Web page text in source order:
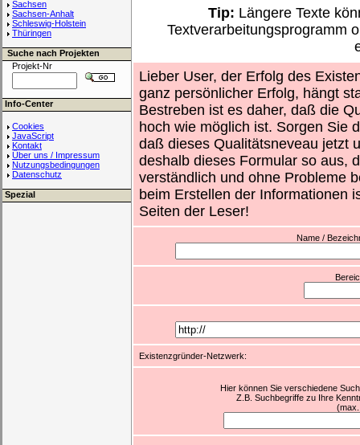
Sachsen
Sachsen-Anhalt
Schleswig-Holstein
Thüringen
Suche nach Projekten
Projekt-Nr
Info-Center
Cookies
JavaScript
Kontakt
Über uns / Impressum
Nutzungsbedingungen
Datenschutz
Spezial
Tip: Längere Texte
Textverarbeitungsprogramm
Lieber User, der Erfolg des
ganz persönlicher Erfolg, hängt
Bestreben ist es daher, daß die
hoch wie möglich ist. Sorgen Sie
daß dieses Qualitätsneveau jetzt
deshalb dieses Formular so aus,
verständlich und ohne Probleme
beim Erstellen der Informationen
Seiten der Leser!
Name /
Existenzgründer-Netzwerk:
Hier können Sie verschiedene
Z.B. Suchbegriffe zu Ihre